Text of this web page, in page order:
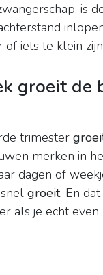
is
iets te klein
groeit de
trimester
merken in
dagen of
groeit. En
als je echt even